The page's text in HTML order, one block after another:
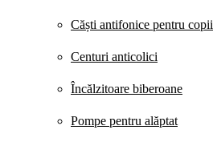
Căști antifonice pentru copii
Centuri anticolici
Încălzitoare biberoane
Pompe pentru alăptat